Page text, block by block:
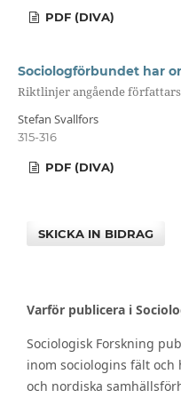
PDF (DIVA)
Sociologförbundet har
Riktlinjer angående
Stefan Svallfors
315-316
PDF (DIVA)
SKICKA IN BIDRAG
Varför publicera i
Sociologisk Forskning
inom sociologins fält och
och nordiska